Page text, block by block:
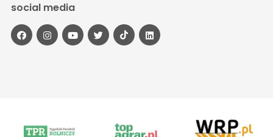
social media